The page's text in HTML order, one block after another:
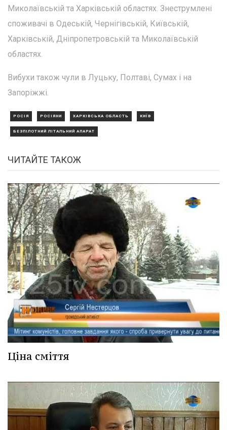
Миколаївській та Харківській областях. Знеструмлені
споживачі в Одеській, Чернігівській, Київській,
Харківській, Дніпропетровській та Миколаївській
областях.
Вибухи також чули в Луцьку, Полтаві, Сумах і на
Запоріжжі.
РОСІЯ РОСІЯНИ ХАРКІВСЬКА ОБЛАСТЬ КИЇВ
БЕЗПІЛОТНИЙ ЛІТАЛЬНИЙ АПАРАТ
ЧИТАЙТЕ ТАКОЖ
Ціна сміття